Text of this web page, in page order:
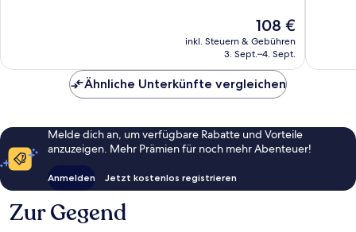
Der
Preis
beträgt
108 €
inkl. Steuern & Gebühren
3. Sept.–4. Sept.
Ähnliche Unterkünfte vergleichen
Melde dich an, um verfügbare Rabatte und Vorteile
anzuzeigen. Mehr Prämien für noch mehr Abenteuer!
Anmelden Jetzt kostenlos registrieren
Zur Gegend